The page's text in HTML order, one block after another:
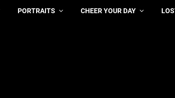
PORTRAITS CHEER YOUR DAY